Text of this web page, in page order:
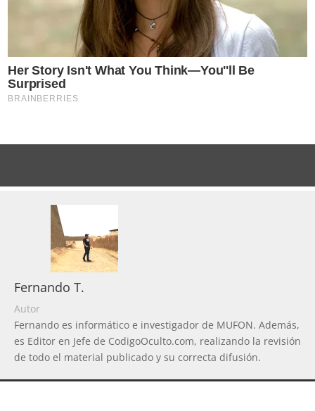
Fernando T.
Autor
Fernando es informático e investigador de MUFON. Además,
es Editor en Jefe de CodigoOculto.com, realizando la revisión
de todo el material publicado y su correcta difusión.